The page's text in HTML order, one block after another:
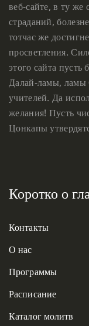
веб-сайте, в ту же
страданий,
тотчас же
просветления.
этого сайта
Далай-ламы, ламы
учителей. Да
желания! Пусть
Цонкапы
Коротко о
Контакты
О нас
Программы
Расписание
Каталог молитв